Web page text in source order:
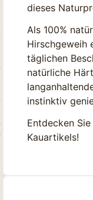
dieses
Als 100%
Hirschgeweih
täglichen
natürliche
instinktiv
Entdecken
Kauartikels!